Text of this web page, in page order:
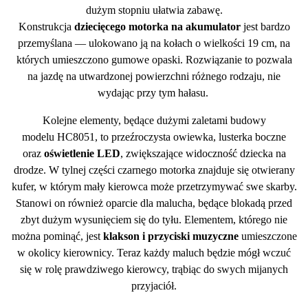
dużym stopniu ułatwia zabawę.
Konstrukcja dziecięcego motorka na akumulator jest bardzo
przemyślana — ulokowano ją na kołach o wielkości 19 cm, na
których umieszczono gumowe opaski. Rozwiązanie to pozwala
na jazdę na utwardzonej powierzchni różnego rodzaju, nie
wydając przy tym hałasu.
Kolejne elementy, będące dużymi zaletami budowy
modelu HC8051 , to przeźroczysta owiewka, lusterka boczne
oraz oświetlenie LED, zwiększające widoczność dziecka na
drodze. W tylnej części czarnego motorka znajduje się otwierany
kufer, w którym mały kierowca może przetrzymywać swe skarby.
Stanowi on również oparcie dla malucha, będące blokadą przed
zbyt dużym wysunięciem się do tyłu. Elementem, którego nie
można pominąć, jest klakson i przyciski muzyczne umieszczone
w okolicy kierownicy. Teraz każdy maluch będzie mógł wczuć
się w rolę prawdziwego kierowcy, trąbiąc do swych mijanych
przyjaciół.